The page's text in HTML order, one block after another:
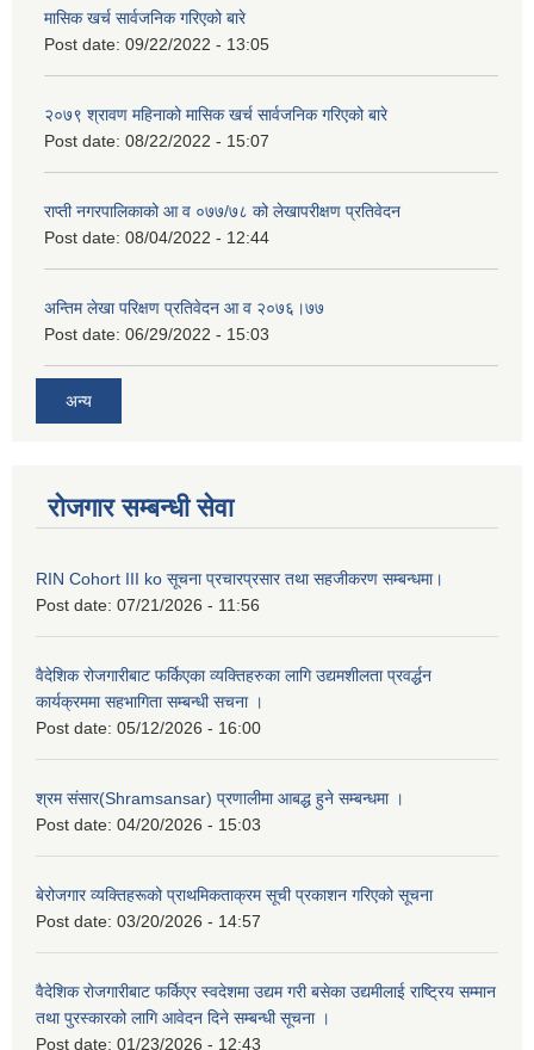
मासिक खर्च सार्वजनिक गरिएको बारे
Post date: 09/22/2022 - 13:05
२०७९ श्रावण महिनाको मासिक खर्च सार्वजनिक गरिएको बारे
Post date: 08/22/2022 - 15:07
राप्ती नगरपालिकाको आ व ०७७/७८ को लेखापरीक्षण प्रतिवेदन
Post date: 08/04/2022 - 12:44
अन्तिम लेखा परिक्षण प्रतिवेदन आ व २०७६।७७
Post date: 06/29/2022 - 15:03
अन्य
रोजगार सम्बन्धी सेवा
RIN Cohort III ko सूचना प्रचारप्रसार तथा सहजीकरण सम्बन्धमा।
Post date: 07/21/2026 - 11:56
वैदेशिक रोजगारीबाट फर्किएका व्यक्तिहरुका लागि उद्यमशीलता प्रवर्द्धन
कार्यक्रममा सहभागिता सम्बन्धी सचना ।
Post date: 05/12/2026 - 16:00
श्रम संसार(Shramsansar) प्रणालीमा आबद्ध हुने सम्बन्धमा ।
Post date: 04/20/2026 - 15:03
बेरोजगार व्यक्तिहरूको प्राथमिकताक्रम सूची प्रकाशन गरिएको सूचना
Post date: 03/20/2026 - 14:57
वैदेशिक रोजगारीबाट फर्किएर स्वदेशमा उद्यम गरी बसेका उद्यमीलाई राष्ट्रिय सम्मान
तथा पुरस्कारको लागि आवेदन दिने सम्बन्धी सूचना ।
Post date: 01/23/2026 - 12:43